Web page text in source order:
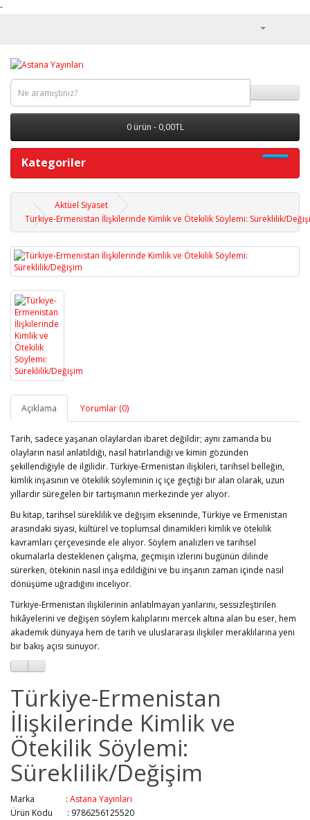
-
0 ürün - 0,00TL
Kategoriler
Aktüel Siyaset
Türkiye-Ermenistan İlişkilerinde Kimlik ve Ötekilik Söylemi: Süreklilik/
Açıklama Yorumlar (0)
Tarih, sadece yaşanan olaylardan ibaret değildir; aynı zamanda bu
olayların nasıl anlatıldığı, nasıl hatırlandığı ve kimin gözünden
şekillendiğiyle de ilgilidir. Türkiye-Ermenistan ilişkileri, tarihsel belleğin,
kimlik inşasının ve ötekilik söyleminin iç içe geçtiği bir alan olarak, uzun
yıllardır süregelen bir tartışmanın merkezinde yer alıyor.
Bu kitap, tarihsel süreklilik ve değişim ekseninde, Türkiye ve Ermenistan
arasındaki siyasi, kültürel ve toplumsal dinamikleri kimlik ve ötekilik
kavramları çerçevesinde ele alıyor. Söylem analizleri ve tarihsel
okumalarla desteklenen çalışma, geçmişin izlerini bugünün dilinde
sürerken, ötekinin nasıl inşa edildiğini ve bu inşanın zaman içinde nasıl
dönüşüme uğradığını inceliyor.
Türkiye-Ermenistan ilişkilerinin anlatılmayan yanlarını, sessizleştirilen
hikâyelerini ve değişen söylem kalıplarını mercek altına alan bu eser, hem
akademik dünyaya hem de tarih ve uluslararası ilişkiler meraklılarına yeni
bir bakış açısı sunuyor.
Türkiye-Ermenistan
İlişkilerinde Kimlik ve
Ötekilik Söylemi:
Süreklilik/Değişim
Marka : Astana Yayınları
Ürün Kodu : 9786256125520